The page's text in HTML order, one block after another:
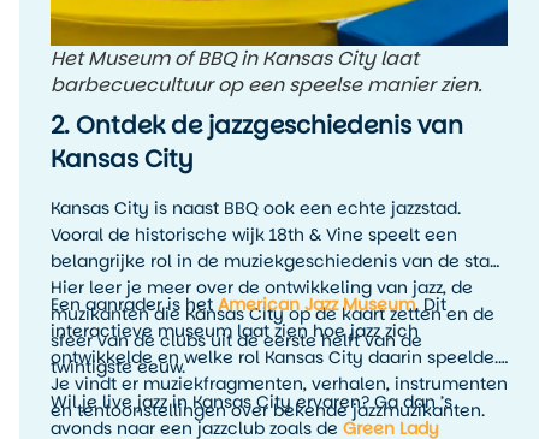
Het Museum of BBQ in Kansas City laat
barbecuecultuur op een speelse manier zien.
2. Ontdek de jazzgeschiedenis van
Kansas City
Kansas City is naast BBQ ook een echte jazzstad.
Vooral de historische wijk 18th & Vine speelt een
belangrijke rol in de muziekgeschiedenis van de stad.
Hier leer je meer over de ontwikkeling van jazz, de
muzikanten die Kansas City op de kaart zetten en de
sfeer van de clubs uit de eerste helft van de
twintigste eeuw.
Een aanrader is hetAmerican Jazz Museum. Dit
interactieve museum laat zien hoe jazz zich
ontwikkelde en welke rol Kansas City daarin speelde.
Je vindt er muziekfragmenten, verhalen, instrumenten
en tentoonstellingen over bekende jazzmuzikanten.
Wil je live jazz in Kansas City ervaren? Ga dan ’s
avonds naar een jazzclub zoals de Green Lady